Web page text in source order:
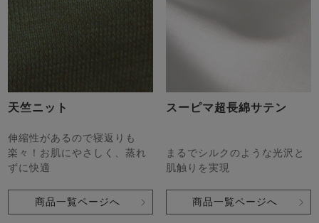
天竺ニット
伸縮性があるので寝返りも
楽々！お肌にやさしく、蒸れ
ずに快適
商品一覧ページへ
スーピマ超長綿サテン
まるでシルクのような光沢と
肌触りを実現
商品一覧ページへ